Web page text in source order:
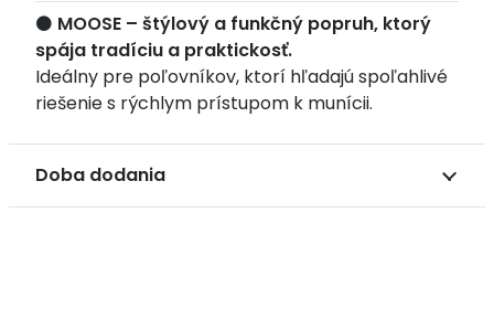
⚫ MOOSE – štýlový a funkčný popruh, ktorý
spája tradíciu a praktickosť.
Ideálny pre poľovníkov, ktorí hľadajú spoľahlivé
riešenie s rýchlym prístupom k munícii.
Doba dodania